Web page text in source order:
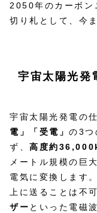
2050年のカーボン
切り札として、今
宇宙太陽光発
宇宙太陽光発電の
電」「受電」の3つ
ず、高度約
メートル規模の巨
電気に変換します
上に送ることは不
ザー といった電磁